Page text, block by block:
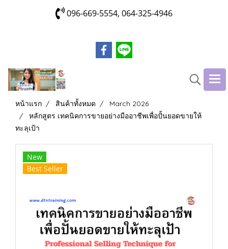
096-669-5554, 064-325-4946
หน้าแรก สินค้าทั้งหมด
March 2026
หลักสูตร เทคนิคการขายอย่างมืออาชีพเพื่อปั้นยอดขายให้
ทะลุเป้า
New
Best Seller